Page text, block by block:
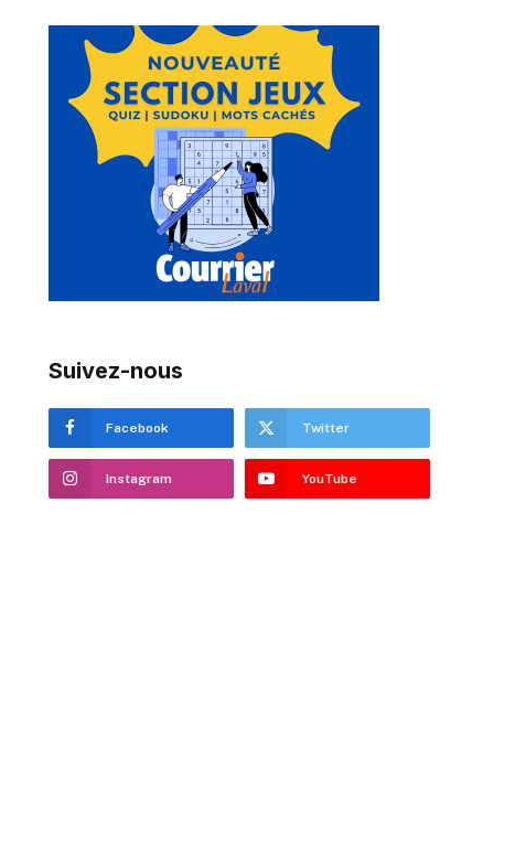
Suivez-nous
Facebook Twitter
Instagram YouTube